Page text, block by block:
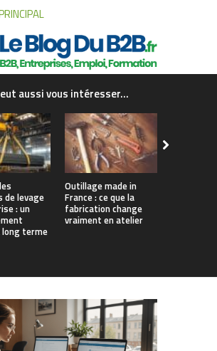
aussi vous intéresser...
de levage
: un
terme
Outillage made in
France : ce que la
fabrication change
vraiment en atelier